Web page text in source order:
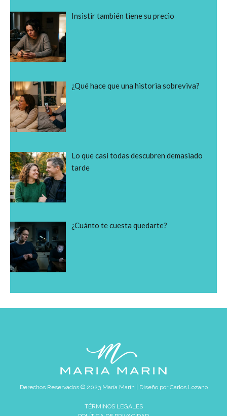
Insistir también tiene su precio
¿Qué hace que una historia sobreviva?
Lo que casi todas descubren demasiado
tarde
¿Cuánto te cuesta quedarte?
Derechos Reservados © 2023 María Marín | Diseño porCarlos Lozano
TÉRMINOS LEGALES